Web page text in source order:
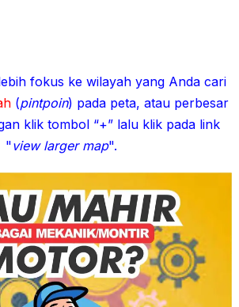
fokus ke wilayah yang Anda cari
(pintpoin) pada peta, atau perbesar
klik tombol “+” lalu klik pada link
"view larger map".